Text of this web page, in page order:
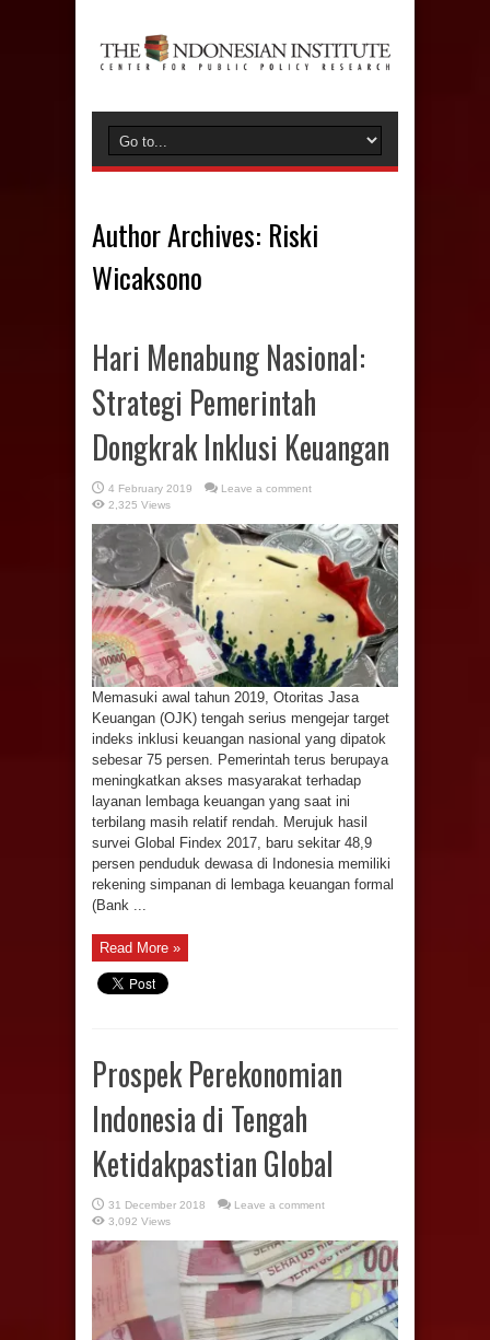
Author Archives: Riski
Wicaksono
Hari Menabung Nasional:
Strategi Pemerintah
Dongkrak Inklusi Keuangan
4 February 2019
Leave a comment
2,325 Views
Memasuki awal tahun 2019, Otoritas Jasa
Keuangan (OJK) tengah serius mengejar target
indeks inklusi keuangan nasional yang dipatok
sebesar 75 persen. Pemerintah terus berupaya
meningkatkan akses masyarakat terhadap
layanan lembaga keuangan yang saat ini
terbilang masih relatif rendah. Merujuk hasil
survei Global Findex 2017, baru sekitar 48,9
persen penduduk dewasa di Indonesia memiliki
rekening simpanan di lembaga keuangan formal
(Bank ...
Read More »
Prospek Perekonomian
Indonesia di Tengah
Ketidakpastian Global
31 December 2018
Leave a comment
3,092 Views